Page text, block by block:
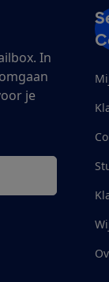
In
je